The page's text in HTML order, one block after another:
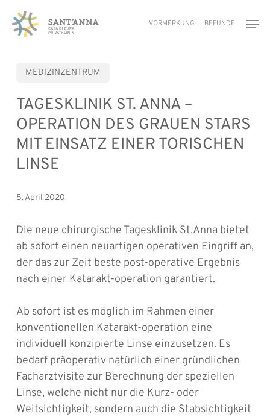
main
VORMERKUNG BEFUNDE
MEDIZINZENTRUM
TAGESKLINIK ST. ANNA –
OPERATION DES GRAUEN STARS
MIT EINSATZ EINER TORISCHEN
LINSE
5. April 2020
Die neue chirurgische Tagesklinik St.Anna bietet
ab sofort einen neuartigen operativen Eingriff an,
der das zur Zeit beste post-operative Ergebnis
nach einer Katarakt-operation garantiert.
Ab sofort ist es möglich im Rahmen einer
konventionellen Katarakt-operation eine
individuell konzipierte Linse einzusetzen. Es
bedarf präoperativ natürlich einer gründlichen
Facharztvisite zur Berechnung der speziellen
Linse, welche nicht nur die Kurz- oder
Weitsichtigkeit, sondern auch die Stabsichtigkeit